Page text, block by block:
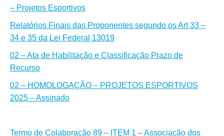
– Projetos Esportivos
Relatórios Finais das Proponentes segundo os Art 33 –
34 e 35 da Lei Federal 13019
02 – Ata de Habilitação e Classificação Prazo de
Recurso
02 – HOMOLOGAÇÃO – PROJETOS ESPORTIVOS
2025 – Assinado
Termo de Colaboração 89 – ITEM 1 – Associação dos